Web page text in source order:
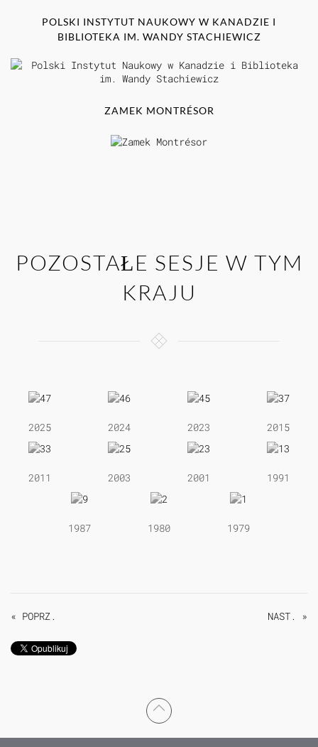
POLSKI INSTYTUT NAUKOWY W KANADZIE I
BIBLIOTEKA IM. WANDY STACHIEWICZ
ZAMEK MONTRÉSOR
POZOSTAŁE SESJE W TYM
KRAJU
2025 2024 2023 2015
2011 2003 2001 1991
1987 1980 1979
« POPRZ. NAST. »